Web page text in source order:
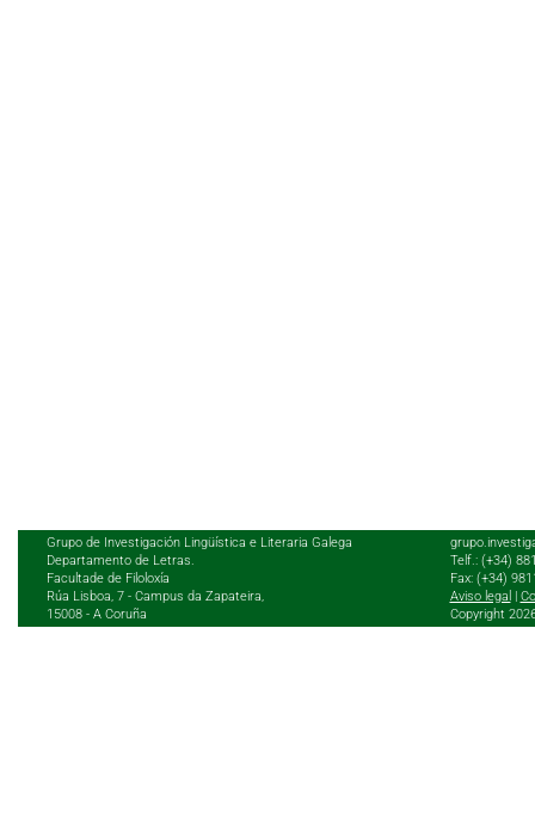
Grupo de Investigación Lingüística e Literaria Galega
Departamento de Letras.
Facultade de Filoloxía
Rúa Lisboa, 7 - Campus da Zapateira,
15008 - A Coruña
Telf.: (+34)
Fax: (+34)
Aviso legal
Copyright